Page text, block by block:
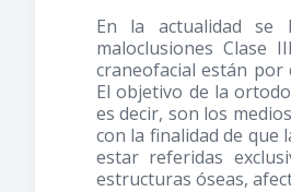
En la actualidad se
maloclusiones Clase
craneofacial están por
El objetivo de la
es decir, son los
con la finalidad de que
estar referidas
estructuras óseas,